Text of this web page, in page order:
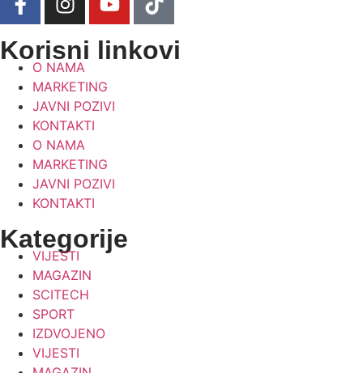
Korisni linkovi
O NAMA
MARKETING
JAVNI POZIVI
KONTAKTI
O NAMA
MARKETING
JAVNI POZIVI
KONTAKTI
Kategorije
VIJESTI
MAGAZIN
SCITECH
SPORT
IZDVOJENO
VIJESTI